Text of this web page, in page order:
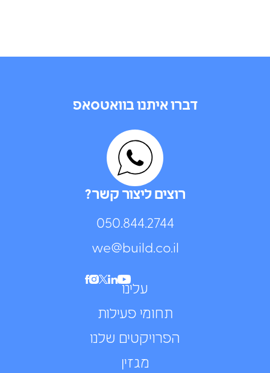
עלינו
תחומי פעילות
הפרויקטים שלנו
מגזין
דברו איתנו בוואטסאפ
רוצים ליצור קשר?
050.844.2744⁩
we@build.co.il